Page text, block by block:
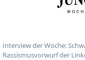
Interview der Woche:
Rassismusvorwurf der